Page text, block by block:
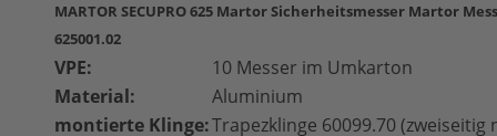
MARTOR SECUPRO 625 Martor Sicherheitsmesser Martor
625001.02
VPE:
10 Messer im Umkarton
Material:
Aluminium
montierte Klinge:Trapezklinge 60099.70 (zweiseitig